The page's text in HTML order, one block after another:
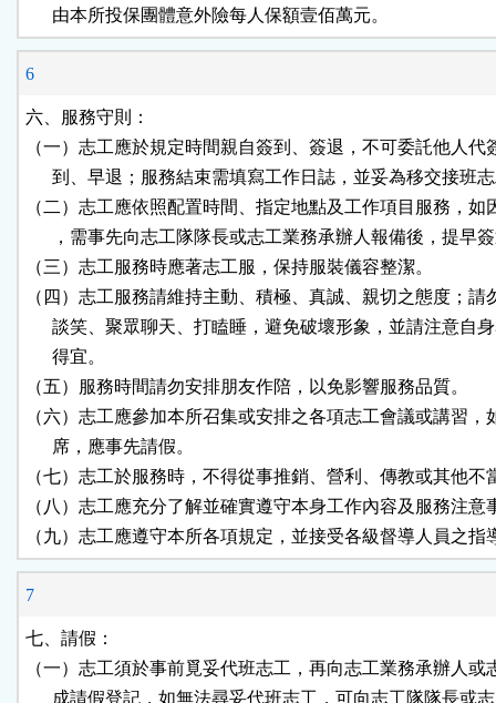
      由本所投保團體意外險每人保額壹佰萬元。
6
六、服務守則：
（一）志工應於規定時間親自簽到、簽退，不可委託他人代
到、早退；服務結束需填寫工作日誌，並妥為移交接班
（二）志工應依照配置時間、指定地點及工作項目服務，如
，需事先向志工隊隊長或志工業務承辦人報備後，提早
（三）志工服務時應著志工服，保持服裝儀容整潔。
（四）志工服務請維持主動、積極、真誠、親切之態度；請
談笑、聚眾聊天、打瞌睡，避免破壞形象，並請注意自
      得宜。
（五）服務時間請勿安排朋友作陪，以免影響服務品質。
（六）志工應參加本所召集或安排之各項志工會議或講習，
      席，應事先請假。
（七）志工於服務時，不得從事推銷、營利、傳教或其他不
（八）志工應充分了解並確實遵守本身工作內容及服務注意
（九）志工應遵守本所各項規定，並接受各級督導人員之指
7
七、請假：
（一）志工須於事前覓妥代班志工，再向志工業務承辦人或
成請假登記，如無法尋妥代班志工，可向志工隊隊長或